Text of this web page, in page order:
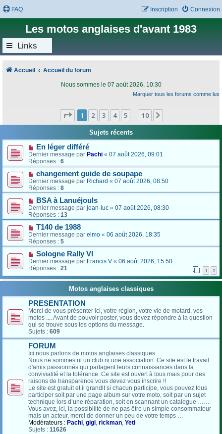
FAQ Connexion
Inscription
Les motos anglaises d'avant 1983
Links
Accueil Accueil du forum
Nous sommes le 07 août 2026, 10:30
Marquer tous les forums comme lus
Page 1sur
1 2 3 4 5 10
Sujets récents
En léger différé
Dernier message par Pachi « 07 août 2026, 09:01
Réponses : 6
changement guide de soupape
Dernier message par Richard « 07 août 2026, 08:50
Réponses : 8
BSA à Lanuéjouls
Dernier message par jean-luc « 07 août 2026, 08:30
Réponses : 13
T140 de 1988
Dernier message par elmo « 06 août 2026, 18:35
Réponses : 5
Sologne Rally VI
Dernier message par Francis V « 06 août 2026, 15:50
Réponses : 21 1 2
Motos anglaises classiques
PRESENTATION
Merci de vous présenter ici, votre région, votre vie de motard, vos
motos .... Avant de pouvoir poster, vous devez répondre à la question
qui se trouve sous les options du message.
Sujets : 609
FORUM
Ici nous parlons de motos anglaises classiques.
Nous ne sommes ni un club ni une association. Ce site est le travail
d'amis passionnés qui partagent leurs connaissances dans la
convivialité et la tolérance. Ce site est ouvert à tous mais pour des
raisons de transparence vous devez vous inscrire !!
Le site est gratuit et il grandit si chacun participe, vous pouvez tous
participer soit par une page album sur votre moto, soit par un sujet
technique lors d’une réparation, soit en scannant un catalogue ……
Vous avez, ici, la possibilité de ne pas être un simple consommateur
mais un acteur, merci de donner un peu de votre temps …
Modérateurs : Pachi, gigi, rickman, Yeti
Sujets : 11626